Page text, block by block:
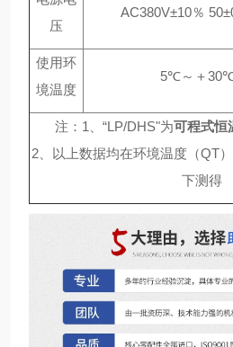
压
AC380V±10％
使用环
境温度
5℃～＋
注：1、“LP/DHS"为可程式恒
2、以上数据均在环境温度（QT
下测得